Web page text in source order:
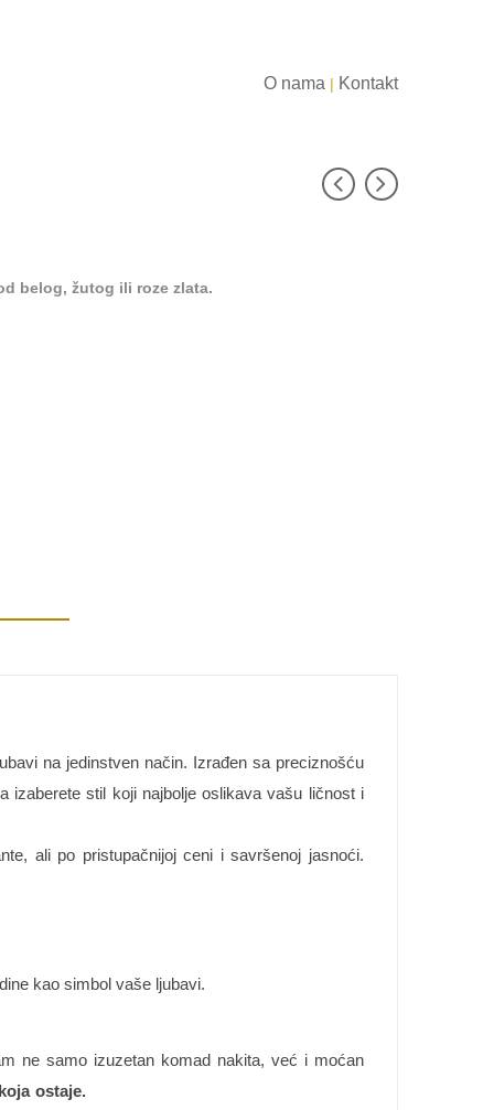
O nama | Kontakt
belog, žutog ili roze zlata.
na jedinstven način. Izrađen sa preciznošću
izaberete stil koji najbolje oslikava vašu ličnost i
ali po pristupačnijoj ceni i savršenoj jasnoći.
kao simbol vaše ljubavi.
ne samo izuzetan komad nakita, već i moćan
ostaje.